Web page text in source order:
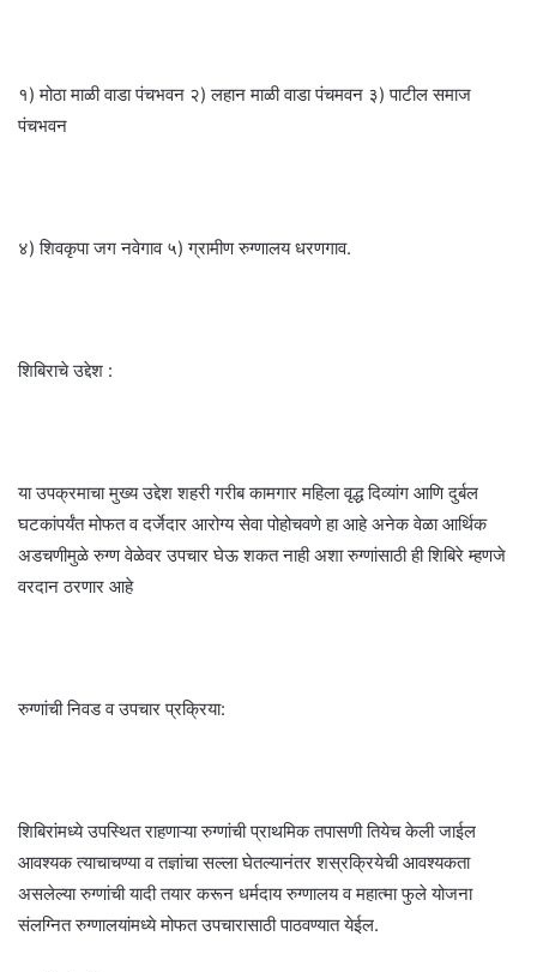
१) मोठा माळी वाडा पंचभवन २) लहान माळी वाडा पंचमवन ३) पाटील समाज
पंचभवन
४) शिवकृपा जग नवेगाव ५) ग्रामीण रुग्णालय धरणगाव.
शिबिराचे उद्देश :
या उपक्रमाचा मुख्य उद्देश शहरी गरीब कामगार महिला वृद्ध दिव्यांग आणि दुर्बल
घटकांपर्यंत मोफत व दर्जेदार आरोग्य सेवा पोहोचवणे हा आहे अनेक वेळा आर्थिक
अडचणीमुळे रुग्ण वेळेवर उपचार घेऊ शकत नाही अशा रुग्णांसाठी ही शिबिरे म्हणजे
वरदान ठरणार आहे
रुग्णांची निवड व उपचार प्रक्रिया:
शिबिरांमध्ये उपस्थित राहणाऱ्या रुग्णांची प्राथमिक तपासणी तियेच केली जाईल
आवश्यक त्याचाचण्या व तज्ञांचा सल्ला घेतल्यानंतर शस्रक्रियेची आवश्यकता
असलेल्या रुग्णांची यादी तयार करून धर्मदाय रुग्णालय व महात्मा फुले योजना
संलग्नित रुग्णालयांमध्ये मोफत उपचारासाठी पाठवण्यात येईल.